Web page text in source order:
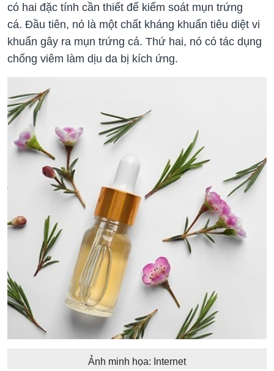
có hai đặc tính cần thiết để kiểm soát mụn trứng
cá. Đầu tiên, nó là một chất kháng khuẩn tiêu diệt vi
khuẩn gây ra mụn trứng cá. Thứ hai, nó có tác dụng
chống viêm làm dịu da bị kích ứng.
Ảnh minh họa: Internet